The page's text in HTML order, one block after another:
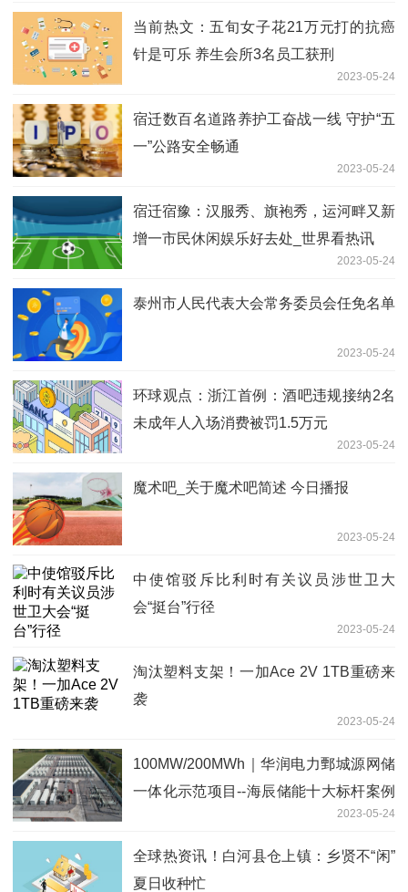
当前热文：五旬女子花21万元打的抗癌
针是可乐 养生会所3名员工获刑
2023-05-24
宿迁数百名道路养护工奋战一线 守护“五
一”公路安全畅通
2023-05-24
宿迁宿豫：汉服秀、旗袍秀，运河畔又新
增一市民休闲娱乐好去处_世界看热讯
2023-05-24
泰州市人民代表大会常务委员会任免名单
2023-05-24
环球观点：浙江首例：酒吧违规接纳2名
未成年人入场消费被罚1.5万元
2023-05-24
魔术吧_关于魔术吧简述 今日播报
2023-05-24
中使馆驳斥比利时有关议员涉世卫大
会“挺台”行径
2023-05-24
淘汰塑料支架！一加Ace 2V 1TB重磅来
袭
2023-05-24
100MW/200MWh｜华润电力鄄城源网储
一体化示范项目--海辰储能十大标杆案例
2023-05-24
全球热资讯！白河县仓上镇：乡贤不“闲”
夏日收种忙